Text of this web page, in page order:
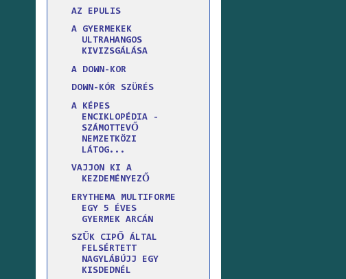
AZ EPULIS
A GYERMEKEK
ULTRAHANGOS
KIVIZSGÁLÁSA
A DOWN-KOR
DOWN-KÓR SZÜRÉS
A KÉPES
ENCIKLOPÉDIA -
SZÁMOTTEVŐ
NEMZETKÖZI
LÁTOG...
VAJJON KI A
KEZDEMÉNYEZŐ
ERYTHEMA MULTIFORME
EGY 5 ÉVES
GYERMEK ARCÁN
SZŰK CIPŐ ÁLTAL
FELSÉRTETT
NAGYLÁBÚJJ EGY
KISDEDNÉL